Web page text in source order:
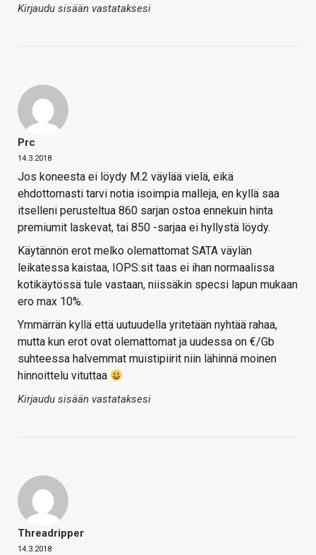
Kirjaudu sisään vastataksesi
Prc
14.3.2018
Jos koneesta ei löydy M.2 väylää vielä, eikä
ehdottomasti tarvi notia isoimpia malleja, en kyllä saa
itselleni perusteltua 860 sarjan ostoa ennekuin hinta
premiumit laskevat, tai 850 -sarjaa ei hyllystä löydy.
Käytännön erot melko olemattomat SATA väylän
leikatessa kaistaa, IOPS:sit taas ei ihan normaalissa
kotikäytössä tule vastaan, niissäkin specsi lapun mukaan
ero max 10%.
Ymmärrän kyllä että uutuudella yritetään nyhtää rahaa,
mutta kun erot ovat olemattomat ja uudessa on €/Gb
suhteessa halvemmat muistipiirit niin lähinnä moinen
hinnoittelu vituttaa
Kirjaudu sisään vastataksesi
Threadripper
14.3.2018